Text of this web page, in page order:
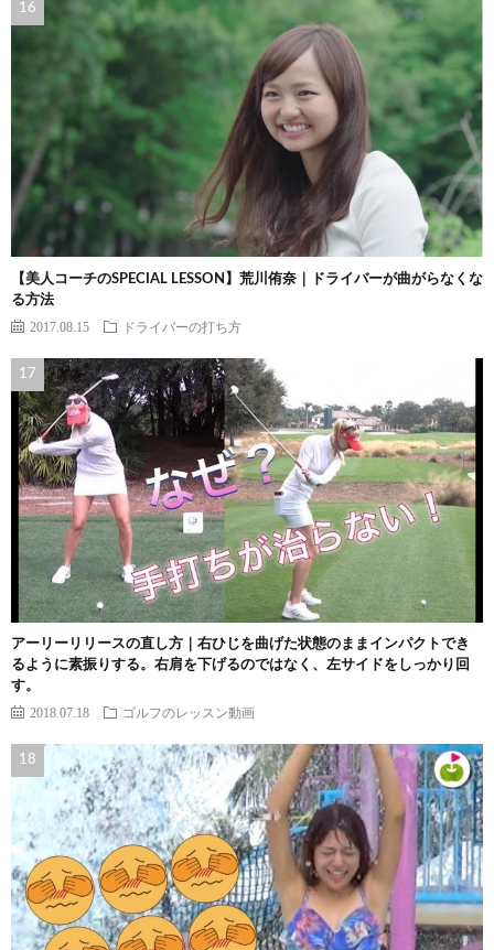
【美人コーチのSPECIAL LESSON】荒川侑奈｜ドライバーが曲がらなくな
る方法
2017.08.15 ドライバーの打ち方
アーリーリリースの直し方｜右ひじを曲げた状態のままインパクトでき
るように素振りする。右肩を下げるのではなく、左サイドをしっかり回
す。
2018.07.18 ゴルフのレッスン動画